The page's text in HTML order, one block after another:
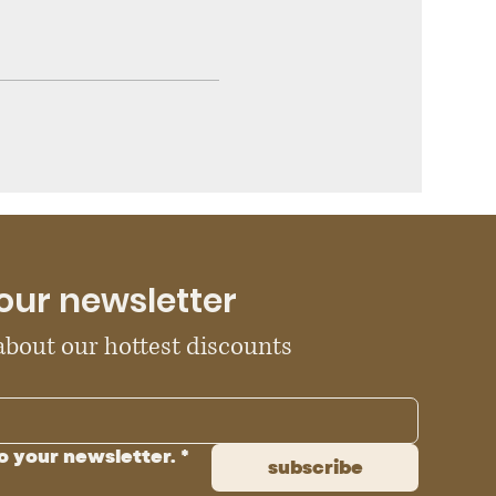
newsletter
our hottest discounts
your newsletter. * subscribe